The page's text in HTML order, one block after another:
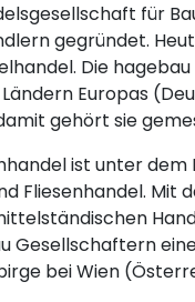
für
gegründet.
Die
Europas
gehört sie
ist unter
Fliesenhandel. Mit
Gesellschaftern
bei Wien